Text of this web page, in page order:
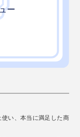
い、本当に満足した商